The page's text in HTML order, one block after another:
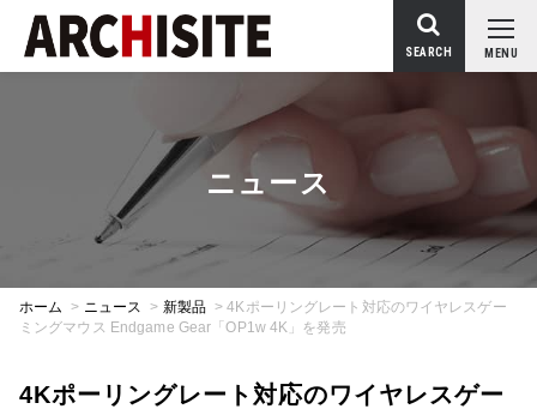
MENU
SEARCH
ニュース
ホーム > ニュース > 新製品 >4Kポーリングレート対応のワイヤレスゲー
ミングマウス Endgame Gear「OP1w 4K」を発売
4Kポーリングレート対応のワイヤレスゲー